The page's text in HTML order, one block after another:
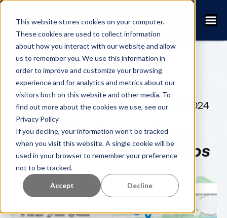
This website stores cookies on your computer.
These cookies are used to collect information
about how you interact with our website and allow
us to remember you. We use this information in
order to improve and customize your browsing
experience and for analytics and metrics about our
visitors both on this website and other media. To
find out more about the cookies we use, see our
Privacy Policy
If you decline, your information won’t be tracked
when you visit this website. A single cookie will be
used in your browser to remember your preference
not to be tracked.
Accept Decline
FANNY KUHN 27 MAJ 2024
Så här skapar du en
loppbana i Google Maps